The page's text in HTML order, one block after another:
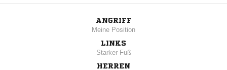
ANGRIFF
Meine Position
LINKS
Starker Fuß
HERREN